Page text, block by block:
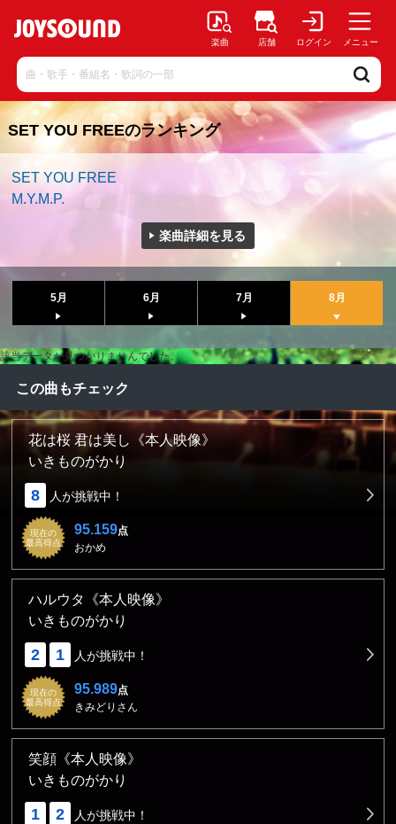
楽曲 店舗 ログイン メニュー
SET YOU FREEのランキング
SET YOU FREE
M.Y.M.P.
楽曲詳細を見る
5月 6月 7月 8月
該当データが見つかりませんでした。
この曲もチェック
花は桜 君は美し《本人映像》
いきものがかり
8 人が挑戦中！
現在の
最高得点
95.159点
おかめ
ハルウタ《本人映像》
いきものがかり
2 1 人が挑戦中！
現在の
最高得点
95.989点
きみどりさん
笑顔《本人映像》
いきものがかり
1 2 人が挑戦中！